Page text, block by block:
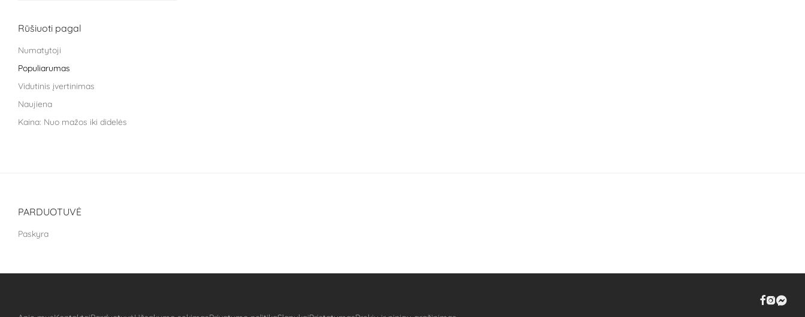
Kingsmith
The School of Life
VitaLibro
Well you
Rūšiuoti pagal
Numatytoji
Populiarumas
Vidutinis įvertinimas
Naujiena
Kaina: Nuo mažos iki didelės
PARDUOTUVĖ
Paskyra